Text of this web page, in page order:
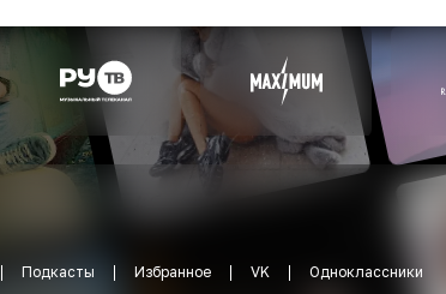
Подкасты Избранное VK Одноклассники